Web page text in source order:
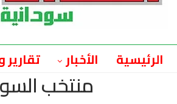
الرئيسية الأخبار
منتخب